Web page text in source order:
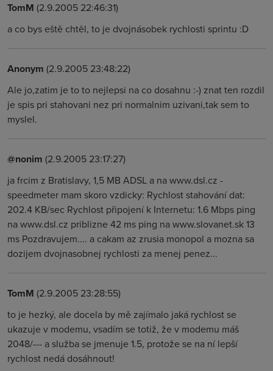
TomM (2.9.2005 22:46:31)
a co bys eště chtěl, to je dvojnásobek rychlosti sprintu :D
Anonym (2.9.2005 23:48:22)
Ale jo,zatim je to to nejlepsi na co dosahnu :-) znat ten rozdil
je spis pri stahovani nez pri normalnim uzivani,tak sem to
myslel.
@nonim (2.9.2005 23:17:27)
ja frcim z Bratislavy, 1,5 MB ADSL a na www.dsl.cz -
speedmeter mam skoro vzdicky: Rychlost stahování dat:
202.4 KB/sec Rychlost připojení k Internetu: 1.6 Mbps ping
na www.dsl.cz priblizne 42 ms ping na www.slovanet.sk 13
ms Pozdravujem.... a cakam az zrusia monopol a mozna sa
dozijem dvojnasobnej rychlosti za menej penez...
TomM (2.9.2005 23:28:55)
to je hezký, ale docela by mě zajímalo jaká rychlost se
ukazuje v modemu, vsadím se totiž, že v modemu máš
2048/--- a služba se jmenuje 1.5, protože se na ní lepší
rychlost nedá dosáhnout!